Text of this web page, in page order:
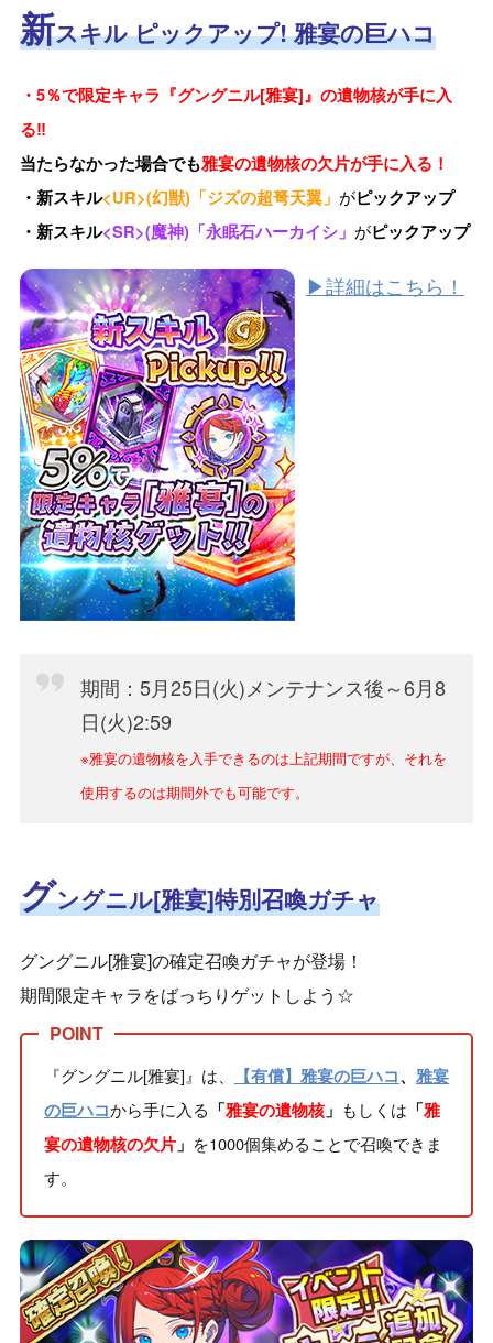
新スキル ピックアップ!雅宴の巨ハコ
・ 5％で限定キャラ『グングニル[雅宴]』の遺物核が手に入
る‼
当たらなかった場合でも雅宴の遺物核の欠片が手に入る！
・新スキル<UR>(幻獣)「ジズの超弩天翼」 がピックアップ
・新スキル<SR>(魔神)「永眠石ハーカイシ」 がピックアップ
▶詳細はこちら！
期間：5月25日(火)メンテナンス後～6月8
日(火)2:59
※雅宴の遺物核を入手できるのは上記期間ですが、それを
使用するのは期間外でも可能です。
グングニル[雅宴]特別召喚ガチャ
グングニル[雅宴]の確定召喚ガチャが登場！
期間限定キャラをばっちりゲットしよう☆
『グングニル[雅宴]』は、 【有償】雅宴の巨ハコ、 雅宴
の巨ハコから手に入る 「雅宴の遺物核」 もしくは 「雅
宴の遺物核の欠片」 を1000個集めることで召喚できま
す。